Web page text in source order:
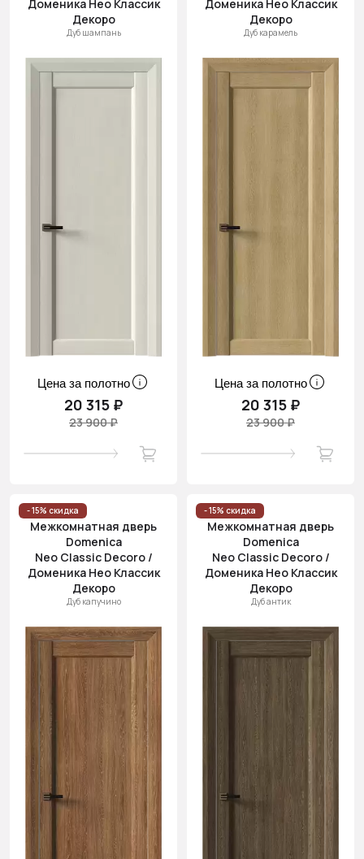
Доменика Нео Классик
Декоро
Дуб шампань
Цена за полотно
20 315 ₽
23 900 ₽
Доменика Нео Классик
Декоро
Дуб карамель
Цена за полотно
20 315 ₽
23 900 ₽
- 15% скидка
Межкомнатная дверь
Domenica
Neo Classic Decoro /
Доменика Нео Классик
Декоро
Дуб капучино
- 15% скидка
Межкомнатная дверь
Domenica
Neo Classic Decoro /
Доменика Нео Классик
Декоро
Дуб антик